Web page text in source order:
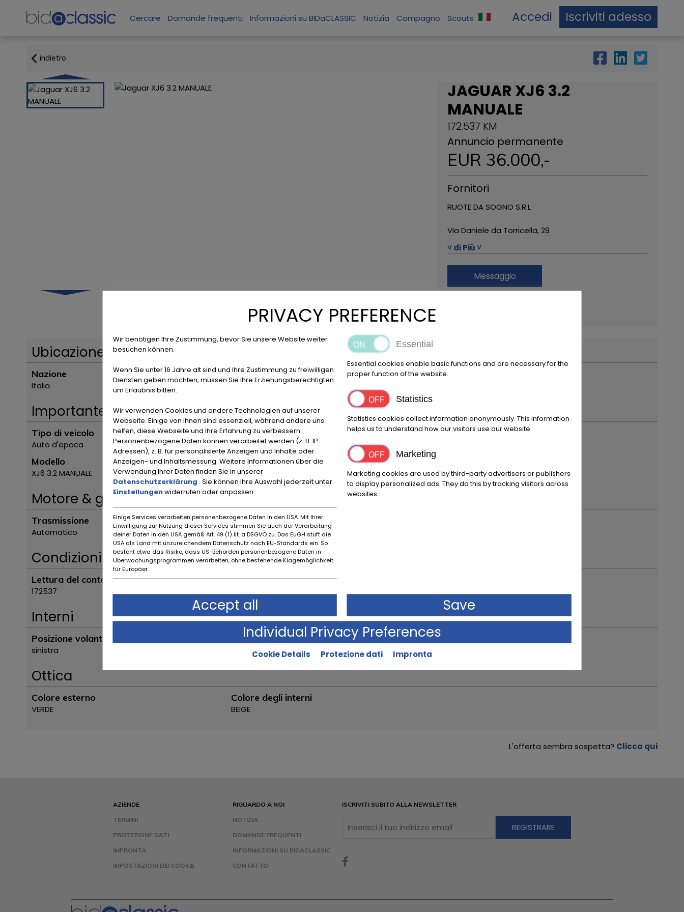
Cercare Domande frequenti Informazioni su BIDaCLASSIC Notizia Compagno Scouts Accedi Iscriviti adesso
indietro
JAGUAR XJ6 3.2
MANUALE
172.537 KM
Annuncio permanente
EUR 36.000,-
Fornitori
RUOTE DA SOGNO S.R.L
Via Daniele da Torricella, 29
42122 Reggio Emilia
+39 0522 268511
˅ di Più ˅
Messaggio
Ubicazione
Nazione
Italia
Posizione
Reggio Emilia
Importante
Tipo di veicolo
Auto d'epoca
Marca
Jaguar
Primo anno di immatricolazione
Modello
XJ6 3.2 MANUALE
Motore & guida
Trasmissione
Automatico
Condizioni
Lettura del contachilometri
172537
Descrizione dello stato
Interni
Posizione volante
sinistra
Ottica
Colore esterno
VERDE
Colore degli interni
BEIGE
L'offerta sembra sospetta? Clicca qui
AZIENDE
TERMINI
PROTEZIONE DATI
IMPRONTA
IMPOSTAZIONI DEI COOKIE
RIGUARDO A NOI
NOTIZIA
DOMANDE FREQUENTI
INFORMAZIONI SU BIDACLASSIC
CONTATTO
ISCRIVITI SUBITO ALLA NEWSLETTER
PRIVACY PREFERENCE
Wir benötigen Ihre Zustimmung, bevor Sie unsere Website weiter
besuchen können.
Wenn Sie unter 16 Jahre alt sind und Ihre Zustimmung zu freiwilligen
Diensten geben möchten, müssen Sie Ihre Erziehungsberechtigten
um Erlaubnis bitten.
Wir verwenden Cookies und andere Technologien auf unserer
Webseite. Einige von ihnen sind essenziell, während andere uns
helfen, diese Webseite und Ihre Erfahrung zu verbessern.
Personenbezogene Daten können verarbeitet werden (z. B. IP-
Adressen), z. B. für personalisierte Anzeigen und Inhalte oder
Anzeigen- und Inhaltsmessung. Weitere Informationen über die
Verwendung Ihrer Daten finden Sie in unserer
Datenschutzerklärung . Sie können Ihre Auswahl jederzeit unter
Einstellungenwiderrufen oder anpassen.
Einige Services verarbeiten personenbezogene Daten in den USA. Mit Ihrer
Einwilligung zur Nutzung dieser Services stimmen Sie auch der Verarbeitung
deiner Daten in den USA gemäß Art. 49 (1) lit. a DSGVO zu. Das EuGH stuft die
USA als Land mit unzureichendem Datenschutz nach EU-Standards ein. So
besteht etwa das Risiko, dass US-Behörden personenbezogene Daten in
Überwachungsprogrammen verarbeiten, ohne bestehende Klagemöglichkeit
für Europäer.
Essential
Essential cookies enable basic functions and are necessary for the
proper function of the website.
Statistics
Statistics cookies collect information anonymously. This information
helps us to understand how our visitors use our website.
Marketing
Marketing cookies are used by third-party advertisers or publishers
to display personalized ads. They do this by tracking visitors across
websites.
Accept all
Save
Individual Privacy Preferences
Cookie Details Protezione dati Impronta